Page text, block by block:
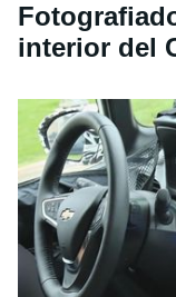
interior del